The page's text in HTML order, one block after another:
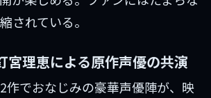
されている。
理恵による原作声優の共演
作でおなじみの豪華声優陣が、映